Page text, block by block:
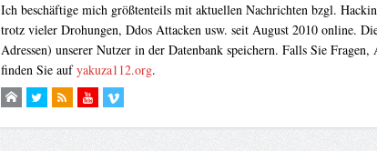
Ich beschäftige mich größtenteils mit aktuellen Nachrichten bzgl.
trotz vieler Drohungen, Ddos Attacken usw. seit August 2010 online.
Adressen) unserer Nutzer in der Datenbank speichern. Falls Sie
finden Sie aufyakuza112.org.